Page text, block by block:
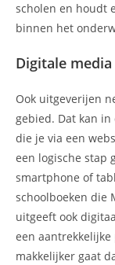
scholen en houdt
binnen het
Digitale media
Ook uitgeverijen
gebied. Dat kan in
die je via een
een logische stap
smartphone of
schoolboeken die
uitgeeft ook
een
makkelijker gaat